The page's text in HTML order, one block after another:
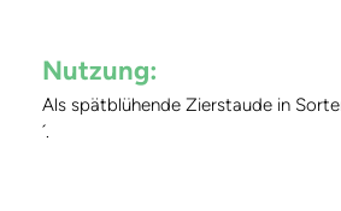
Nutzung:
Als spätblühende Zierstaude in
´.